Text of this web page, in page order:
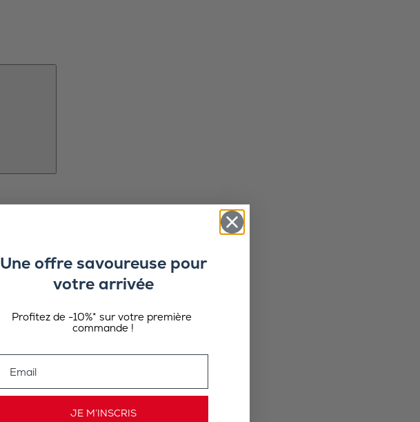
Une offre savoureuse pour
votre arrivée
Profitez de -10%* sur votre première
commande !
JE M’INSCRIS